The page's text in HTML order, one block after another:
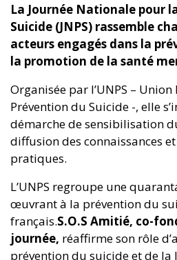
La Journée Nationale pour
Suicide (JNPS) rassemble
acteurs engagés dans la
la promotion de la santé
Organisée par l’UNPS –
Prévention du Suicide -, elle
démarche de sensibilisation
diffusion des connaissances
pratiques.
L’UNPS regroupe une
œuvrant à la prévention du
français.S.O.S Amitié, co-
journée, réaffirme son rôle
prévention du suicide et de la